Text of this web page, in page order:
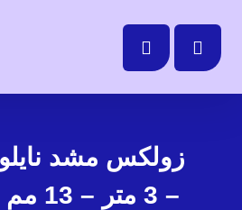
زولكس مشد
3 متر